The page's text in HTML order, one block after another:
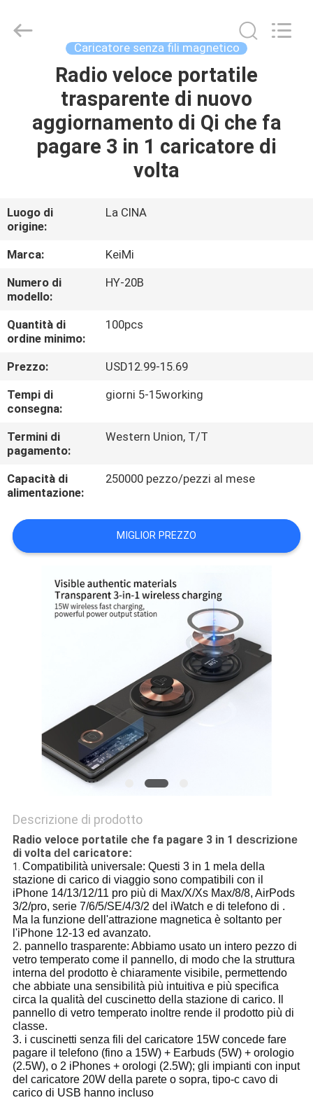
PRODOTTI
CIRCA
GIRO
DELLA
FABBRICA
CONTROLLO
DI
QUALITÀ
CONTATTICI
RICHIEDA
UNA
MAPPA
Ltd..
Caricatore senza fili magnetico
Radio veloce portatile
trasparente di nuovo
aggiornamento di Qi che fa
pagare 3 in 1 caricatore di
volta
Luogo di
origine:
La CINA
Marca:
KeiMi
Numero di
modello:
HY-20B
Quantità di
ordine minimo:
100pcs
Prezzo:
USD12.99-15.69
Tempi di
consegna:
giorni 5-15working
Termini di
pagamento:
Western Union, T/T
Capacità di
alimentazione:
250000 pezzo/pezzi al mese
MIGLIOR PREZZO
Descrizione di prodotto
Radio veloce portatile che fa pagare 3 in 1 descrizione
di voltadel caricatore:
1. Compatibilità universale: Questi 3 in 1 mela della
stazione di carico di viaggio sono compatibili con il
iPhone 14/13/12/11 pro più di Max/X/Xs Max/8/8, AirPods
3/2/pro, serie 7/6/5/SE/4/3/2 del iWatch e di telefono di .
Ma la funzione dell'attrazione magnetica è soltanto per
l'iPhone 12-13 ed avanzato.
2. pannello trasparente: Abbiamo usato un intero pezzo di
vetro temperato come il pannello, di modo che la struttura
interna del prodotto è chiaramente visibile, permettendo
che abbiate una sensibilità più intuitiva e più specifica
circa la qualità del cuscinetto della stazione di carico. Il
pannello di vetro temperato inoltre rende il prodotto più di
classe.
3. i cuscinetti senza fili del caricatore 15W concede fare
pagare il telefono (fino a 15W) + Earbuds (5W) + orologio
(2.5W), o 2 iPhones + orologi (2.5W); gli impianti con input
del caricatore 20W della parete o sopra, tipo-c cavo di
carico di USB hanno incluso